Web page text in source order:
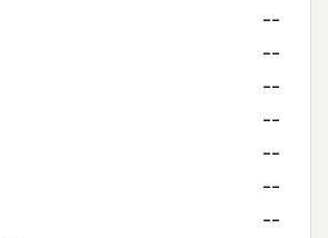
--
--
--
--
--
--
--